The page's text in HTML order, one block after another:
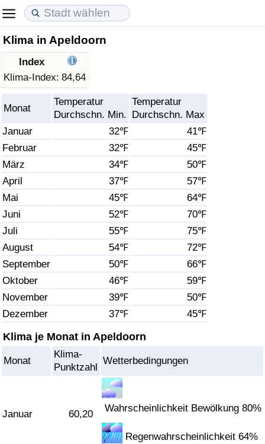
Klima in Apeldoorn
Index
Klima-Index: 84,64
Monat
Temperatur
Durchschn. Min.
Temperatur
Durchschn. Max
Januar
32℉
41℉
Februar
32℉
45℉
März
34℉
50℉
April
37℉
57℉
Mai
45℉
64℉
Juni
52℉
70℉
Juli
55℉
75℉
August
54℉
72℉
September
50℉
66℉
Oktober
46℉
59℉
November
39℉
50℉
Dezember
37℉ 45℉
Klima je Monat in Apeldoorn
Monat
Klima-
Punktzahl
Wetterbedingungen
Januar 60,20
Wahrscheinlichkeit Bewölkung 80%
Regenwahrscheinlichkeit 64%
Lebenshaltungskosten
Lebenshaltungskosten-Index (aktuell)
Lebenshaltungskosten-Index
Lebenshaltungskosten-Index nach Land
in Akaba
Immobilienpreise
Immobilienpreis-Index (aktuell)
Immobilienpreis-Index
Immobilienpreis-Index nach Land
Lebensqualität
Lebensqualität-Index
Lebensqualität-Index (aktuell)
Lebensqualitätsindex nach Land
Kriminalität
Kriminalitäts-Index (aktuell)
Kriminalitäts-Index
Kriminalitätsindex nach Land
Gesundheitsversorgung
Gesundheitsversorgungs-Index (aktuell)
Gesundheitsversorgungs-Index nach Land
Umweltverschmutzung
Umweltverschmutzungs-Index (aktuell)